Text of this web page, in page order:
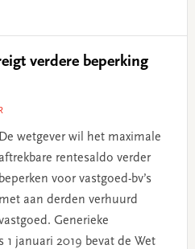
verdere beperking
De wetgever wil het maximale
aftrekbare rentesaldo verder
beperken voor vastgoed-bv’s
met aan derden verhuurd
Generieke
1 januari 2019 bevat de Wet